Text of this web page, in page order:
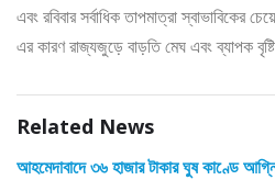
এবং রবিবার সর্বাধিক তাপমাত্রা স্বাভাবিকের
এর কারণ রাজ্যজুড়ে বাড়তি মেঘ এবং ব্যাপক
Related News
আহমেদাবাদে ৩৬ হাজার টাকার ঘুষ কাণ্ডে